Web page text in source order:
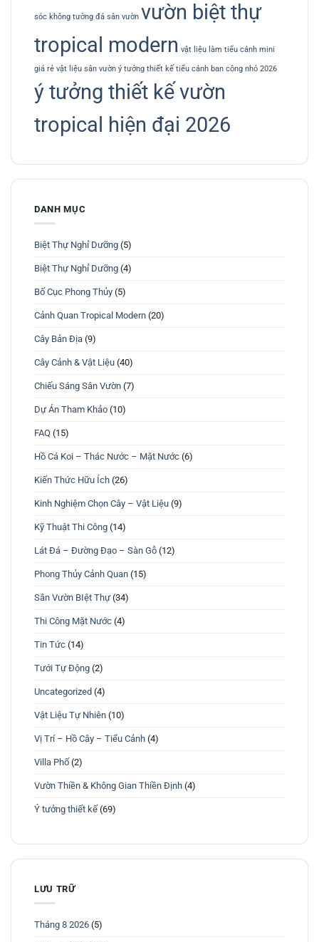
sóc không tường đá sân vườn vườn biệt thự
tropical modern vật liệu làm tiểu cảnh mini
giá rẻ vật liệu sân vườn ý tưởng thiết kế tiểu cảnh ban công nhỏ 2026
ý tưởng thiết kế vườn
tropical hiện đại 2026
DANH MỤC
Biệt Thự Nghỉ Dưỡng (5)
Biệt Thự Nghỉ Dưỡng (4)
Bố Cục Phong Thủy (5)
Cảnh Quan Tropical Modern (20)
Cây Bản Địa (9)
Cây Cảnh & Vật Liệu (40)
Chiếu Sáng Sân Vườn (7)
Dự Án Tham Khảo (10)
FAQ (15)
Hồ Cá Koi – Thác Nước – Mặt Nước (6)
Kiến Thức Hữu Ích (26)
Kinh Nghiệm Chọn Cây – Vật Liệu (9)
Kỹ Thuật Thi Công (14)
Lát Đá – Đường Đạo – Sàn Gỗ (12)
Phong Thủy Cảnh Quan (15)
Sân Vườn BIệt Thự(34)
Thi Công Mặt Nước (4)
Tin Tức (14)
Tưới Tự Động (2)
Uncategorized (4)
Vật Liệu Tự Nhiên (10)
Vị Trí – Hồ Cây – Tiểu Cảnh (4)
Villa Phố (2)
Vườn Thiền & Không Gian Thiền Định (4)
Ý tưởng thiết kế (69)
LƯU TRỮ
Tháng 8 2026 (5)